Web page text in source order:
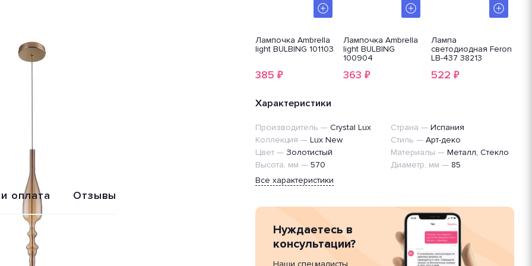
оплата Отзывы
от производителя Crystal Lux (Испания). Дизайн-
как кухня. Цвет товара золотистый. Используемые
VOLTEGA
G9 7188
Лампочка Ambrella
light BULBING 101103
385 ₽
Лампочка Ambrella
light BULBING
100904
363 ₽
Лампа
светодиодная Feron
LB-437 38213
522 ₽
Характеристики
Производитель — Crystal Lux Страна — Испания
Коллекция — Lux New Стиль — Арт-деко
Цвет — Золотистый Материалы — Металл, Стекло
Высота, мм — 570 Диаметр, мм — 85
Все характеристики
Нуждаетесь в
консультации?
Наши специалисты